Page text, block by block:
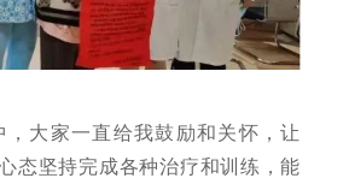
，大家一直给我鼓励和关怀，让
态坚持完成各种治疗和训练，能